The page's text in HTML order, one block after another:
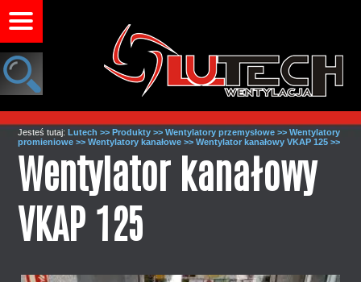
Jesteś tutaj:Lutech >> Produkty >> Wentylatory przemysłowe >> Wentylatory
promieniowe >> Wentylatory kanałowe >> Wentylator kanałowy VKAP 125 >>
Wentylator kanałowy
VKAP 125